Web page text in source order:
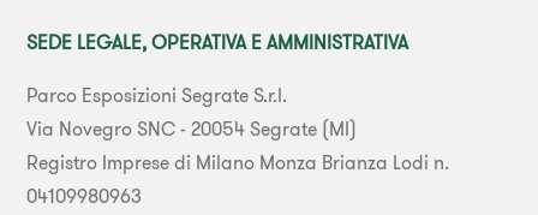
SEDE LEGALE, OPERATIVA E AMMINISTRATIVA
Parco Esposizioni Segrate S.r.l.
Via Novegro SNC - 20054 Segrate (MI)
Registro Imprese di Milano Monza Brianza Lodi n.
04109980963